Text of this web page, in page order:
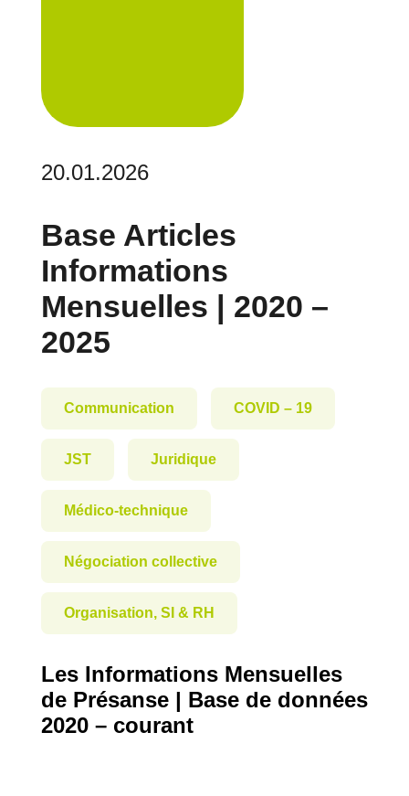
20.01.2026
Base Articles
Informations
Mensuelles | 2020 –
2025
Communication COVID – 19
JST Juridique
Médico-technique
Négociation collective
Organisation, SI & RH
Les Informations Mensuelles
de Présanse | Base de données
2020 – courant